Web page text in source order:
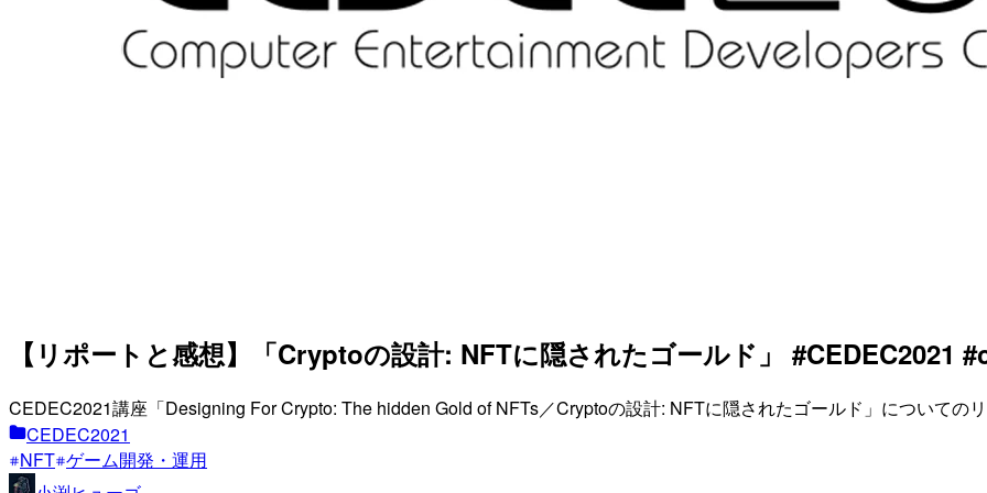
【リポートと感想】「Cryptoの設計: NFTに隠されたゴールド」 #CEDEC2021
CEDEC2021講座「Designing For Crypto: The hidden Gold of NFTs／Cryptoの設計: NFTに隠されたゴールド」についての
CEDEC2021
NFT ゲーム開発・運用